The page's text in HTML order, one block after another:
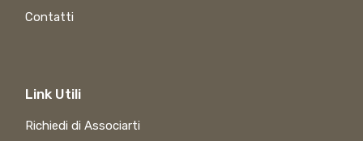
Contatti
Link Utili
Richiedi di Associarti